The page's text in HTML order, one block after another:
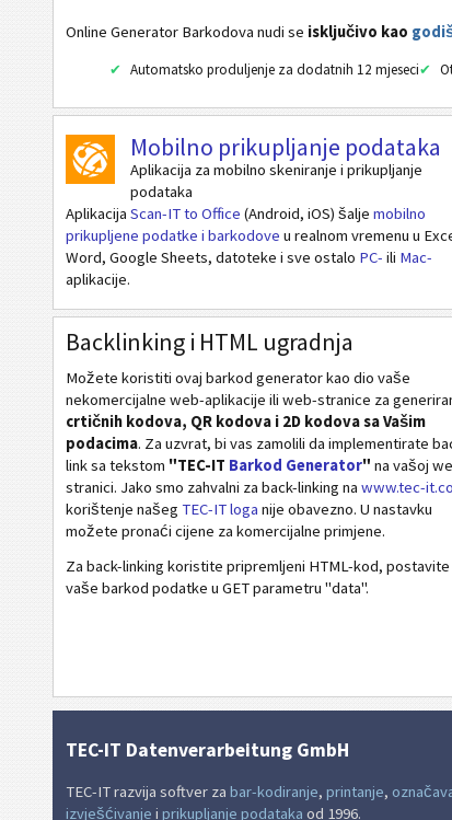
2D bar kod
Internet bankarstvo / SEPA
Mobilni oznak
Zdravstveni kodovi
ISBN kod
Vizitka karta
Kalendarni kodovi
Wi-Fi bar kod
Online Generator Barkodova nudi se isključivo kao
Automatsko produljenje za dodatnih 12 mjeseci
Mobilno prikupljanje podataka
Aplikacija za mobilno skeniranje i prikupljanje
podataka
Aplikacija Scan-IT to Office (Android, iOS) šalje mobilno
prikupljene podatke i barkodove u realnom vremenu u
Word, Google Sheets, datoteke i sve ostalo PC- ili Mac-
aplikacije.
Backlinking i HTML ugradnja
Možete koristiti ovaj barkod generator kao dio vaše
nekomercijalne web-aplikacije ili web-stranice za
crtičnih kodova, QR kodova i 2D kodova sa Vašim
podacima. Za uzvrat, bi vas zamolili da implementirate
link sa tekstom "TEC-IT Barkod Generator" na vašoj
stranici. Jako smo zahvalni za back-linking na www.tec-
korištenje našeg TEC-IT loga nije obavezno. U nastavku
možete pronaći cijene za komercijalne primjene.
Za back-linking koristite pripremljeni HTML-kod, postavite
vaše barkod podatke u GET parametru "data".
TEC-IT Datenverarbeitung GmbH
TEC-IT razvija softver za bar-kodiranje, printanje,
izvješćivanje i prikupljanje podataka od 1996.